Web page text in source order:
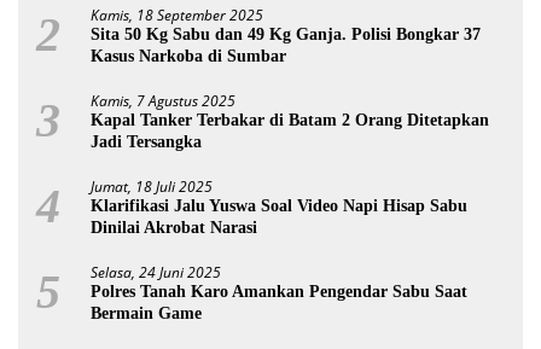
2 Kamis, 18 September 2025
Sita 50 Kg Sabu dan 49 Kg Ganja. Polisi Bongkar 37
Kasus Narkoba di Sumbar
3 Kamis, 7 Agustus 2025
Kapal Tanker Terbakar di Batam 2 Orang Ditetapkan
Jadi Tersangka
4 Jumat, 18 Juli 2025
Klarifikasi Jalu Yuswa Soal Video Napi Hisap Sabu
Dinilai Akrobat Narasi
5 Selasa, 24 Juni 2025
Polres Tanah Karo Amankan Pengendar Sabu Saat
Bermain Game